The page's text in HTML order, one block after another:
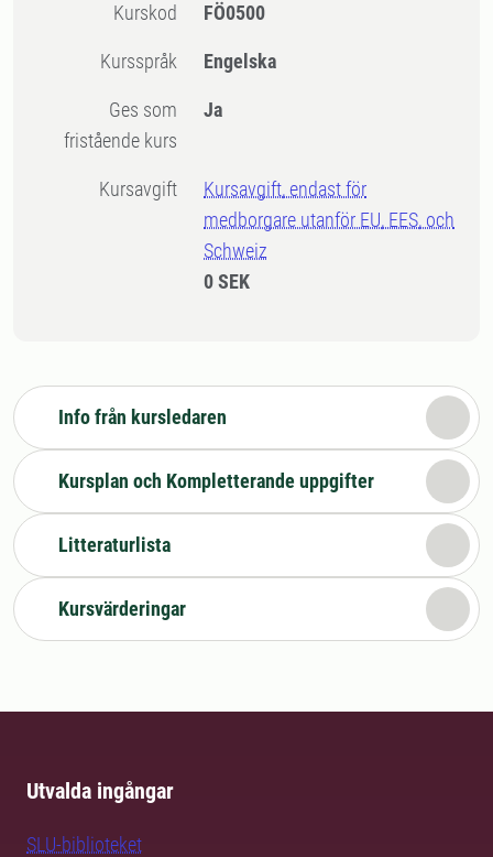
Kurskod FÖ0500
Kursspråk Engelska
Ges som
fristående kurs
Ja
Kursavgift
Kursavgift, endast för
medborgare utanför EU, EES, och
Schweiz
0 SEK
Info från kursledaren
Kursplan och Kompletterande uppgifter
Litteraturlista
Kursvärderingar
Utvalda ingångar
SLU-biblioteket